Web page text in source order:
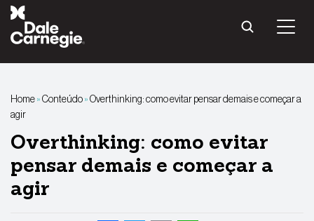
Pular
conteúdo
Home»Conteúdo»Overthinking: como evitar pensar demais e começar a
agir
Overthinking: como evitar
pensar demais e começar a
agir